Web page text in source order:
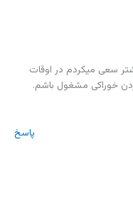
سعی میکردم در اوقات
خوراکی مشغول باشم.
پاسخ